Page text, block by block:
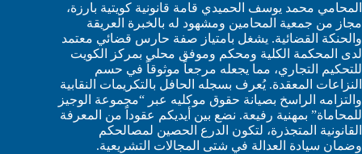
المحامي محمد يوسف الحميدي قامة قانونية كويتية بارزة،
مجاز من جمعية المحامين ومشهود له بالخبرة العريقة
والحنكة القضائية. يشغل بامتياز صفة حارس قضائي معتمد
لدى المحكمة الكلية ومحكم وموفق محلي بمركز الكويت
للتحكيم التجاري، مما يجعله مرجعاً موثوقاً في حسم
النزاعات المعقدة. يُعرف بسجله الحافل بالتكريمات النقابية
والتزامه الراسخ بصيانة حقوق موكليه عبر “مجموعة الوجيز
للمحاماة” بمهنية رفيعة. نضع بين أيديكم عقوداً من المعرفة
القانونية المتجذرة، لتكون الدرع الحصين لمصالحكم
وضمان سيادة العدالة في شتى المجالات التشريعية.